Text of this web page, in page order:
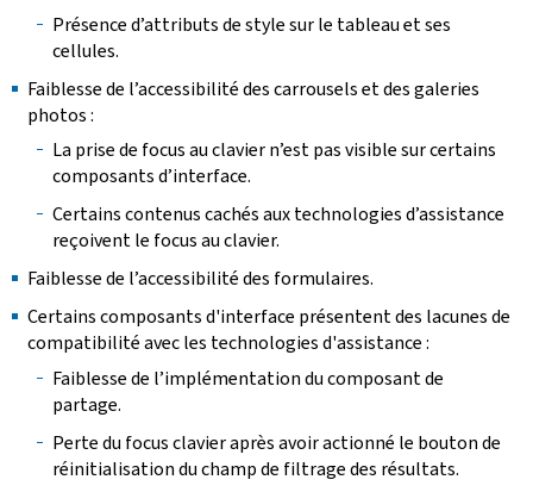
Présence d’attributs de style sur le tableau et ses
cellules.
Faiblesse de l’accessibilité des carrousels et des galeries
photos :
La prise de focus au clavier n’est pas visible sur certains
composants d’interface.
Certains contenus cachés aux technologies d’assistance
reçoivent le focus au clavier.
Faiblesse de l’accessibilité des formulaires.
Certains composants d'interface présentent des lacunes de
compatibilité avec les technologies d'assistance :
Faiblesse de l’implémentation du composant de
partage.
Perte du focus clavier après avoir actionné le bouton de
réinitialisation du champ de filtrage des résultats.